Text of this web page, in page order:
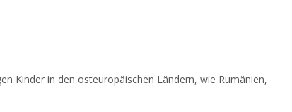
Kinder in den osteuropäischen Ländern, wie Rumänien,